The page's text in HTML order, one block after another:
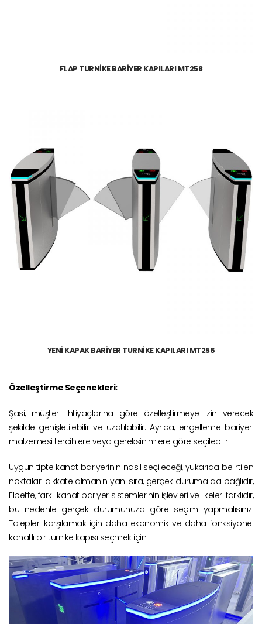
FLAP TURNİKE BARİYER KAPILARI MT258
YENİ KAPAK BARİYER TURNİKE KAPILARI MT256
Özelleştirme Seçenekleri:
Şasi, müşteri ihtiyaçlarına göre özelleştirmeye izin verecek
şekilde genişletilebilir ve uzatılabilir. Ayrıca, engelleme bariyeri
malzemesi tercihlere veya gereksinimlere göre seçilebilir.
Uygun tipte kanat bariyerinin nasıl seçileceği, yukarıda belirtilen
noktaları dikkate almanın yanı sıra, gerçek duruma da bağlıdır,
Elbette, farklı kanat bariyer sistemlerinin işlevleri ve ilkeleri farklıdır,
bu nedenle gerçek durumunuza göre seçim yapmalısınız.
Talepleri karşılamak için daha ekonomik ve daha fonksiyonel
kanatlı bir turnike kapısı seçmek için.